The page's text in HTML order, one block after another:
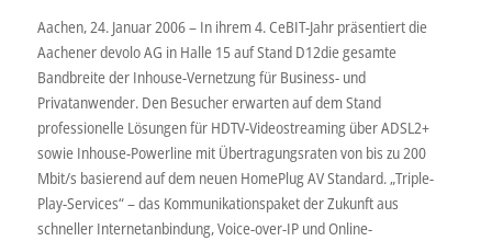
Aachen, 24. Januar 2006 – In ihrem 4. CeBIT-Jahr präsentiert die
Aachener devolo AG in Halle 15 auf Stand D12die gesamte
Bandbreite der Inhouse-Vernetzung für Business- und
Privatanwender. Den Besucher erwarten auf dem Stand
professionelle Lösungen für HDTV-Videostreaming über ADSL2+
sowie Inhouse-Powerline mit Übertragungsraten von bis zu 200
Mbit/s basierend auf dem neuen HomePlug AV Standard. „Triple-
Play-Services“ – das Kommunikationspaket der Zukunft aus
schneller Internetanbindung, Voice-over-IP und Online-